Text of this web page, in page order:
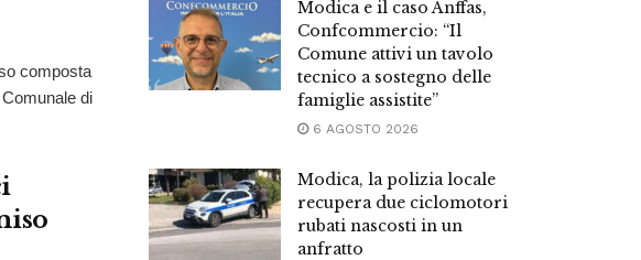
composta
di
Modica e il caso Anffas,
Confcommercio: “Il
Comune attivi un tavolo
tecnico a sostegno delle
famiglie assistite”
6 AGOSTO 2026
Modica, la polizia locale
recupera due ciclomotori
rubati nascosti in un
anfratto